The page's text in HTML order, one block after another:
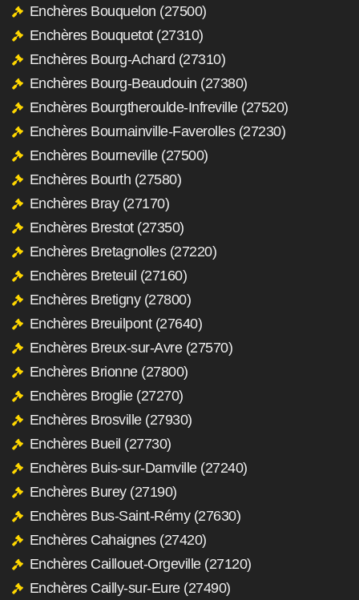
Enchères Bouquelon (27500)
Enchères Bouquetot (27310)
Enchères Bourg-Achard (27310)
Enchères Bourg-Beaudouin (27380)
Enchères Bourgtheroulde-Infreville (27520)
Enchères Bournainville-Faverolles (27230)
Enchères Bourneville (27500)
Enchères Bourth (27580)
Enchères Bray (27170)
Enchères Brestot (27350)
Enchères Bretagnolles (27220)
Enchères Breteuil (27160)
Enchères Bretigny (27800)
Enchères Breuilpont (27640)
Enchères Breux-sur-Avre (27570)
Enchères Brionne (27800)
Enchères Broglie (27270)
Enchères Brosville (27930)
Enchères Bueil (27730)
Enchères Buis-sur-Damville (27240)
Enchères Burey (27190)
Enchères Bus-Saint-Rémy (27630)
Enchères Cahaignes (27420)
Enchères Caillouet-Orgeville (27120)
Enchères Cailly-sur-Eure (27490)